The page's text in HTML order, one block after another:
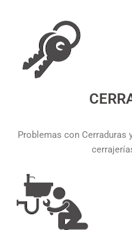
Problemas con Cerraduras